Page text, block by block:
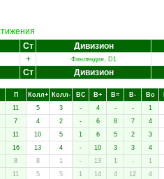
Ст Дивизион
+ Финляндия, D1
Ст Дивизион
П Колл+ Колл- ВC В+ В= В- Вo
11 5 3 - 4 - -
1
7 4 2 - 6 8 7
4
11 10 5 1 6 5 2
3
16 13 4 - 10 3 3
4
8 8 1 - 13 1 -
1
11 5 5 1 14 4 12
4